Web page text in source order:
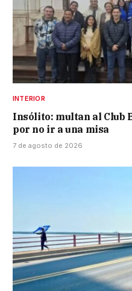
INTERIOR
Insólito: multan al Club
por no ir a una misa
7 de agosto de 2026